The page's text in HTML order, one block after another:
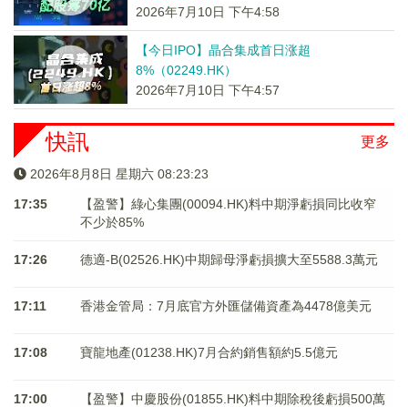
2026年7月10日 下午4:58
【今日IPO】晶合集成首日涨超
8%（02249.HK）
2026年7月10日 下午4:57
更多
快訊
2026年8月8日 星期六 08:23:23
17:35
【盈警】綠心集團(00094.HK)料中期淨虧損同比收窄
不少於85%
17:26 德適-B(02526.HK)中期歸母淨虧損擴大至5588.3萬元
17:11 香港金管局：7月底官方外匯儲備資產為4478億美元
17:08 寶龍地產(01238.HK)7月合約銷售額約5.5億元
17:00
【盈警】中慶股份(01855.HK)料中期除稅後虧損500萬